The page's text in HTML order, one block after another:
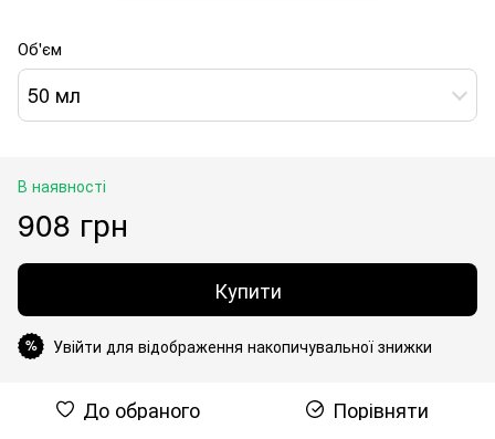
Об'єм
50 мл
В наявності
908 грн
Купити
% Увійти для відображення накопичувальної знижки
До обраного Порівняти